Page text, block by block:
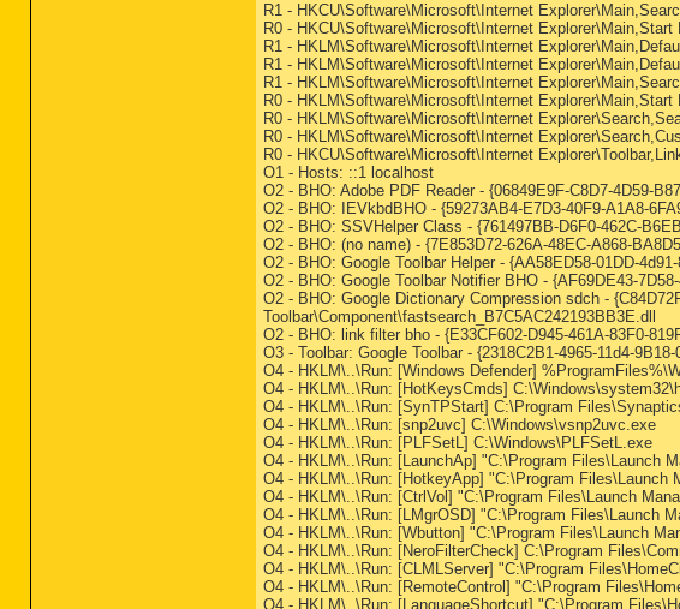
R1 - HKCU\Software\Microsoft\Internet
R0 - HKCU\Software\Microsoft\Internet
R1 - HKLM\Software\Microsoft\Internet
R1 - HKLM\Software\Microsoft\Internet
R1 - HKLM\Software\Microsoft\Internet
R0 - HKLM\Software\Microsoft\Internet
R0 - HKLM\Software\Microsoft\Internet
R0 - HKLM\Software\Microsoft\Internet
R0 - HKCU\Software\Microsoft\Internet
O1 - Hosts: ::1 localhost
O2 - BHO: Adobe PDF Reader - {06849E9F-C8D7-4D59-
O2 - BHO: IEVkbdBHO - {59273AB4-E7D3-40F9-A1A8-
O2 - BHO: SSVHelper Class - {761497BB-D6F0-462C-
O2 - BHO: (no name) - {7E853D72-626A-48EC-A868-
O2 - BHO: Google Toolbar Helper - {AA58ED58-01DD-
O2 - BHO: Google Toolbar Notifier BHO - {AF69DE43-
O2 - BHO: Google Dictionary Compression sdch -
Toolbar\Component\fastsearch_B7C5AC242193BB3E.dll
O2 - BHO: link filter bho - {E33CF602-D945-461A-83F0-
O3 - Toolbar: Google Toolbar - {2318C2B1-4965-11d4-
O4 - HKLM\..\Run: [Windows Defender]
O4 - HKLM\..\Run: [HotKeysCmds]
O4 - HKLM\..\Run: [SynTPStart] C:\Program
O4 - HKLM\..\Run: [snp2uvc] C:\Windows\vsnp2uvc.exe
O4 - HKLM\..\Run: [PLFSetL] C:\Windows\PLFSetL.exe
O4 - HKLM\..\Run: [LaunchAp] "C:\Program Files\Launch
O4 - HKLM\..\Run: [HotkeyApp] "C:\Program Files\Launch
O4 - HKLM\..\Run: [CtrlVol] "C:\Program Files\Launch
O4 - HKLM\..\Run: [LMgrOSD] "C:\Program Files\Launch
O4 - HKLM\..\Run: [Wbutton] "C:\Program Files\Launch
O4 - HKLM\..\Run: [NeroFilterCheck] C:\Program
O4 - HKLM\..\Run: [CLMLServer] "C:\Program
O4 - HKLM\..\Run: [RemoteControl] "C:\Program
O4 - HKLM\..\Run: [LanguageShortcut] "C:\Program